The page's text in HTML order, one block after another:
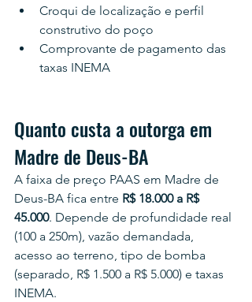
Croqui de localização e perfil
construtivo do poço
Comprovante de pagamento das
taxas INEMA
Quanto custa a outorga em
Madre de Deus-BA
A faixa de preço PAAS em Madre de
Deus-BA fica entre R$ 18.000 a R$
45.000. Depende de profundidade real
(100 a 250m), vazão demandada,
acesso ao terreno, tipo de bomba
(separado, R$ 1.500 a R$ 5.000) e taxas
INEMA.